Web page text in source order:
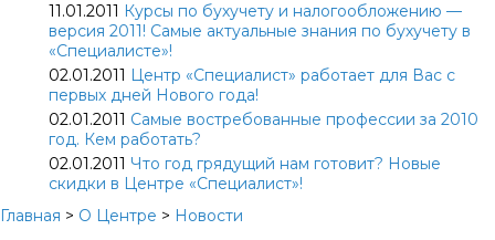
11.01.2011 Курсы по бухучету и налогообложению —
версия 2011! Самые актуальные знания по бухучету в
«Специалисте»!
02.01.2011 Центр «Специалист» работает для Вас с
первых дней Нового года!
02.01.2011 Самые востребованные профессии за 2010
год. Кем работать?
02.01.2011 Что год грядущий нам готовит? Новые
скидки в Центре «Специалист»!
Главная > О Центре > Новости